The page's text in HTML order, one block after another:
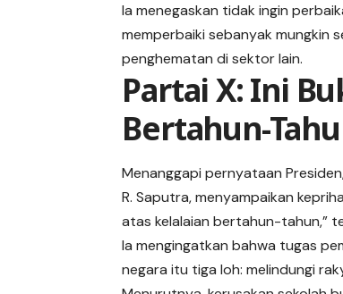
Ia menegaskan tidak ingin
memperbaiki sebanyak mungkin
penghematan di sektor lain.
Partai X: Ini
Bertahun-
Menanggapi pernyataan
R. Saputra, menyampaikan
atas kelalaian bertahun-tahun,”
Ia mengingatkan bahwa tugas
negara itu tiga loh: melindungi